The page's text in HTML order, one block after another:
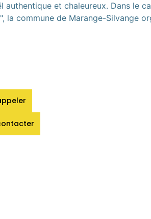
authentique et chaleureux. Dans le
la commune de Marange-Silvange